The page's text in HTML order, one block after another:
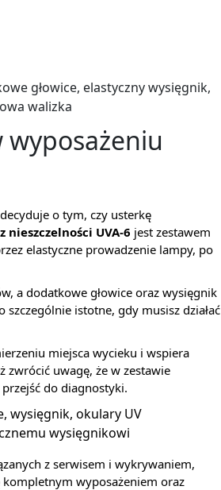
głowice, elastyczny wysięgnik,
walizka
wyposażeniu
o tym, czy usterkę
nieszczelności UVA-6 jest zestawem
elastyczne prowadzenie lampy, po
a dodatkowe głowice oraz wysięgnik
istotne, gdy musisz działać
miejsca wycieku i wspiera
zwrócić uwagę, że w zestawie
do diagnostyki.
wysięgnik, okulary UV
wysięgnikowi
z serwisem i wykrywaniem,
wyposażeniem oraz